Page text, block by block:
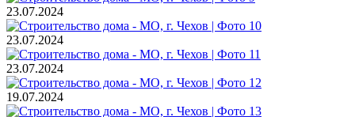
23.07.2024
23.07.2024
23.07.2024
19.07.2024